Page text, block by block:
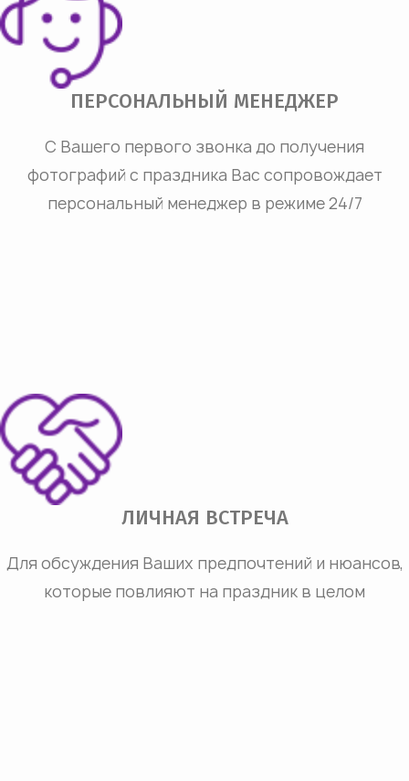
ПЕРСОНАЛЬНЫЙ МЕНЕДЖЕР
С Вашего первого звонка до получения
фотографий с праздника Вас сопровождает
персональный менеджер в режиме 24/7
ЛИЧНАЯ ВСТРЕЧА
Для обсуждения Ваших предпочтений и нюансов,
которые повлияют на праздник в целом